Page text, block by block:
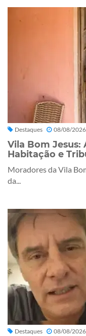
Destaques 08/08/2026
Vila Bom
Habitação e
Moradores da Vila
da...
Destaques 08/08/2026